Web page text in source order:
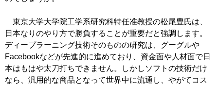
東京大学大学院工学系研究科特任准教授の松尾豊氏は、
日本なりのやり方で勝負することが重要だと強調します。
ディープラーニング技術そのものの研究は、グーグルや
Facebookなどが先進的に進めており、資金面や人材面で日
本はもはや太刀打ちできません。しかしソフトの技術だけ
なら、汎用的な商品となって世界中に流通し、やがてコス